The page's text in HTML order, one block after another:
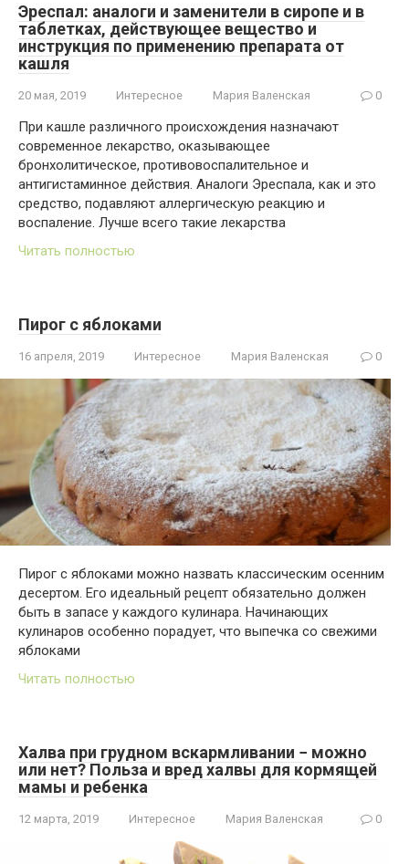
Эреспал: аналоги и заменители в сиропе и в
таблетках, действующее вещество и
инструкция по применению препарата от
кашля
20 мая, 2019 Интересное Мария Валенская 0
При кашле различного происхождения назначают
современное лекарство, оказывающее
бронхолитическое, противовоспалительное и
антигистаминное действия. Аналоги Эреспала, как и это
средство, подавляют аллергическую реакцию и
воспаление. Лучше всего такие лекарства
Читать полностью
Пирог с яблоками
16 апреля, 2019 Интересное Мария Валенская 0
Пирог с яблоками можно назвать классическим осенним
десертом. Его идеальный рецепт обязательно должен
быть в запасе у каждого кулинара. Начинающих
кулинаров особенно порадует, что выпечка со свежими
яблоками
Читать полностью
Халва при грудном вскармливании − можно
или нет? Польза и вред халвы для кормящей
мамы и ребенка
12 марта, 2019 Интересное Мария Валенская 0